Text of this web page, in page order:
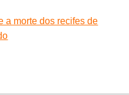
a morte dos recifes de